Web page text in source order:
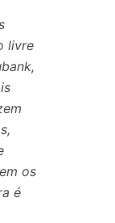
livre
os
é